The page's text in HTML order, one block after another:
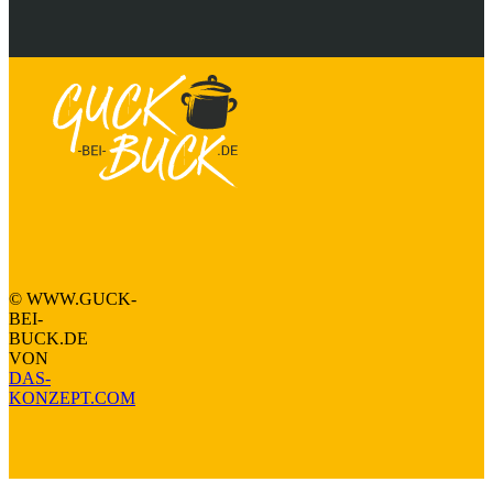
© WWW.GUCK-
BEI-
BUCK.DE
VON
DAS-
KONZEPT.COM